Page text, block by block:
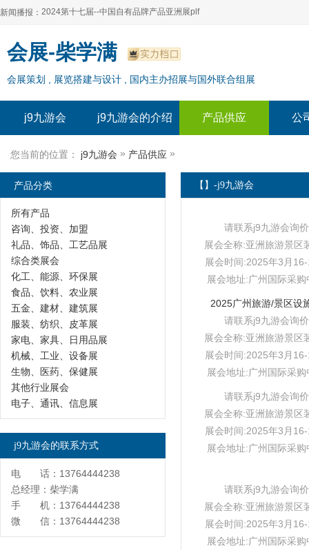
新闻播报：
2024上海自有品牌展--百货展|食品展 零售展|oem展
2024全球自有--品牌产品亚洲展（plf）
2024上海自有品牌展--2024上海oem 贴牌代加工展
2024第十七届--中国自有品牌产品亚洲展plf
2024全球自有--品牌产品亚洲展（plf）
2024年上海--第17届自有品牌展
会展-柴学满
会展策划 , 展览搭建与设计 , 国内主办招展与国外联合组展
j9九游会 j9九游会的介绍 产品供应 公
您当前的位置： j9九游会 » 产品供应 »
【】-j9九游会
请联系j9九游会询价
展会全称:亚洲旅游景区
展会时间:2025年3月
展会地址:广州国际采购
2025广州旅游/景区设
请联系j9九游会询价
展会全称:亚洲旅游景区
展会时间:2025年3月
展会地址:广州国际采购
请联系j9九游会询价
展会全称:亚洲旅游景区
展会时间:2025年3月
展会地址:广州国际采购
请联系j9九游会询价
展会全称:亚洲旅游景区
展会时间:2025年3月
展会地址:广州国际采购
产品分类
所有产品
咨询、投资、加盟
礼品、饰品、工艺品展
综合类展会
化工、能源、环保展
食品、饮料、农业展
五金、建材、建筑展
服装、纺织、皮革展
家电、家具、日用品展
机械、工业、设备展
生物、医药、保健展
其他行业展会
电子、通讯、信息展
j9九游会的联系方式
电 话：13764444238
总经理：柴学满
手 机：13764444238
微 信：13764444238